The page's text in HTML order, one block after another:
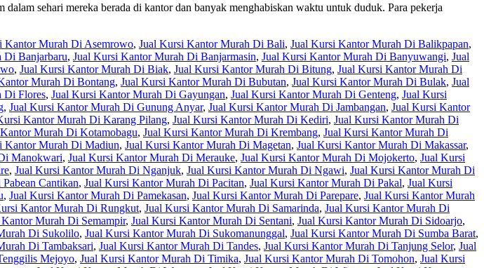
sehari mereka berada di kantor dan banyak menghabiskan waktu untuk duduk. Para pekerja
Kantor Murah Di Asemrowo, Jual Kursi Kantor Murah Di Bali, Jual Kursi Kantor Murah Di Balikpapan,
Di Banjarbaru, Jual Kursi Kantor Murah Di Banjarmasin, Jual Kursi Kantor Murah Di Banyuwangi, Jual
, Jual Kursi Kantor Murah Di Biak, Jual Kursi Kantor Murah Di Bitung, Jual Kursi Kantor Murah Di
Murah Di Bontang, Jual Kursi Kantor Murah Di Bubutan, Jual Kursi Kantor Murah Di Bulak, Jual
Di Flores, Jual Kursi Kantor Murah Di Gayungan, Jual Kursi Kantor Murah Di Genteng, Jual Kursi
, Jual Kursi Kantor Murah Di Gunung Anyar, Jual Kursi Kantor Murah Di Jambangan, Jual Kursi Kantor
Kantor Murah Di Karang Pilang, Jual Kursi Kantor Murah Di Kediri, Jual Kursi Kantor Murah Di
Murah Di Kotamobagu, Jual Kursi Kantor Murah Di Krembang, Jual Kursi Kantor Murah Di
Kantor Murah Di Madiun, Jual Kursi Kantor Murah Di Magetan, Jual Kursi Kantor Murah Di Makassar,
Manokwari, Jual Kursi Kantor Murah Di Merauke, Jual Kursi Kantor Murah Di Mojokerto, Jual Kursi
, Jual Kursi Kantor Murah Di Nganjuk, Jual Kursi Kantor Murah Di Ngawi, Jual Kursi Kantor Murah Di
Cantikan, Jual Kursi Kantor Murah Di Pacitan, Jual Kursi Kantor Murah Di Pakal, Jual Kursi
, Jual Kursi Kantor Murah Di Pamekasan, Jual Kursi Kantor Murah Di Parepare, Jual Kursi Kantor Murah
Kantor Murah Di Rungkut, Jual Kursi Kantor Murah Di Samarinda, Jual Kursi Kantor Murah Di
Murah Di Semampir, Jual Kursi Kantor Murah Di Sentani, Jual Kursi Kantor Murah Di Sidoarjo,
Di Sukolilo, Jual Kursi Kantor Murah Di Sukomanunggal, Jual Kursi Kantor Murah Di Sumba Barat,
Di Tambaksari, Jual Kursi Kantor Murah Di Tandes, Jual Kursi Kantor Murah Di Tanjung Selor, Jual
Mejoyo, Jual Kursi Kantor Murah Di Timika, Jual Kursi Kantor Murah Di Tomohon, Jual Kursi